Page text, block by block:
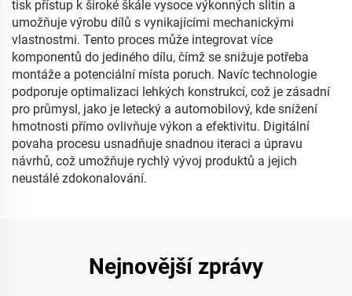
tisk přístup k široké škále vysoce výkonných slitin a
umožňuje výrobu dílů s vynikajícími mechanickými
vlastnostmi. Tento proces může integrovat více
komponentů do jediného dílu, čímž se snižuje potřeba
montáže a potenciální místa poruch. Navíc technologie
podporuje optimalizaci lehkých konstrukcí, což je zásadní
pro průmysl, jako je letecký a automobilový, kde snížení
hmotnosti přímo ovlivňuje výkon a efektivitu. Digitální
povaha procesu usnadňuje snadnou iteraci a úpravu
návrhů, což umožňuje rychlý vývoj produktů a jejich
neustálé zdokonalování.
Nejnovější zprávy